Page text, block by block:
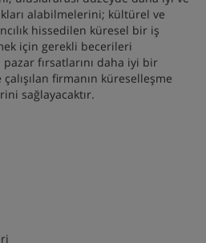
alabilmelerini; kültürel ve
hissedilen küresel bir iş
için gerekli becerileri
fırsatlarını daha iyi bir
firmanın küreselleşme
sağlayacaktır.